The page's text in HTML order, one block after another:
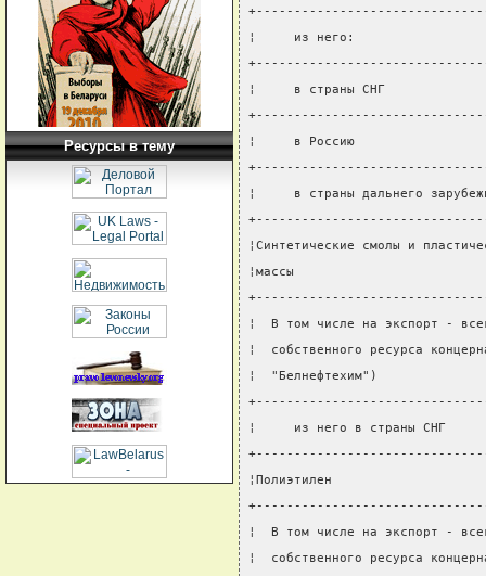
Ресурсы в тему
¦     из него:
¦     в страны СНГ
¦     в Россию
¦     в страны дальнего
¦Синтетические смолы и
¦массы
¦  В том числе на экспорт -
¦  собственного ресурса
¦  "Белнефтехим")
¦     из него в страны
¦Полиэтилен
¦  В том числе на экспорт
¦  собственного ресурса